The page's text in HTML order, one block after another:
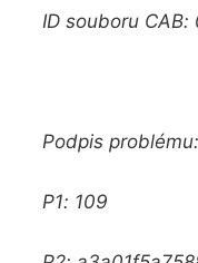
ID souboru CAB:
Podpis problému:
P1: 109